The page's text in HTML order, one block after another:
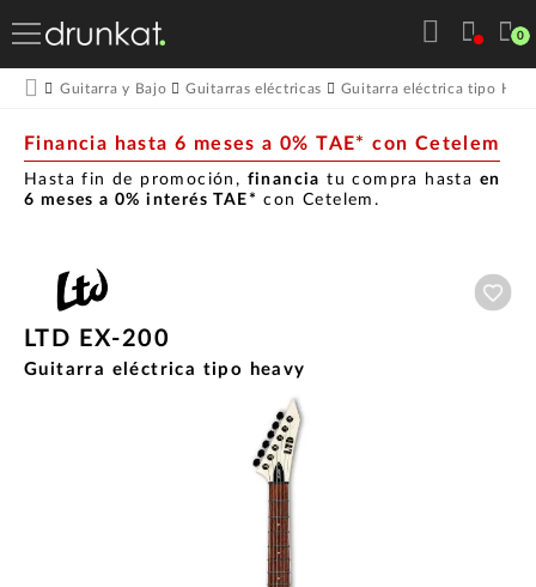
0
Guitarra y Bajo Guitarras eléctricas Guitarra eléctrica tipo
Financia hasta 6 meses a 0% TAE* con Cetelem
Hasta fin de promoción, financia tu compra hasta en
6 meses a 0% interés TAE* con Cetelem.
LTD EX-200
Guitarra eléctrica tipo heavy